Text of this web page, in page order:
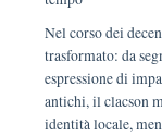
Nel corso dei
trasformato: da
espressione di
antichi, il clacson
identità locale,